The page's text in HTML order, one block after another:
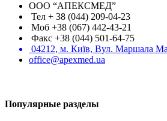
ООО “АПЕКСМЕД”
Тел + 38 (044) 209-04-23
Моб +38 (067) 442-43-21
Факс +38 (044) 501-64-75
04212, м. Київ, Вул. Маршала
office@apexmed.ua
Популярные разделы